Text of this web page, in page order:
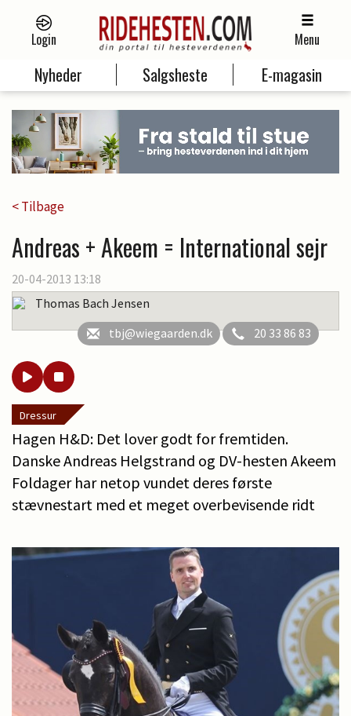
Login Menu
Nyheder Salgsheste E-magasin
< Tilbage
Andreas + Akeem = International sejr
20-04-2013 13:18
Thomas Bach Jensen
tbj@wiegaarden.dk
20 33 86 83
Dressur
Hagen H&D: Det lover godt for fremtiden.
Danske Andreas Helgstrand og DV-hesten Akeem
Foldager har netop vundet deres første
stævnestart med et meget overbevisende ridt